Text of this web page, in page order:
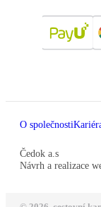
O společnosti
Čedok a.s
Návrh a realizace